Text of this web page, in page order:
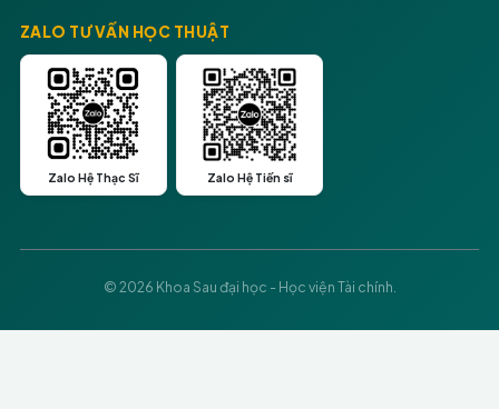
ZALO TƯ VẤN HỌC THUẬT
Zalo Hệ Thạc Sĩ Zalo Hệ Tiến sĩ
© 2026 Khoa Sau đại học - Học viện Tài chính.